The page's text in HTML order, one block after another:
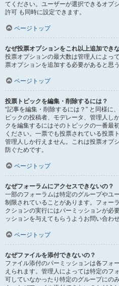
てください。ユーザーが選択できるオプ
許可 も同時に設定できます。
ページトップ
なぜ投票オプションをこれ以上追加でき
投票オプションの最大数は管理人によっ
票オプションを追加する必要があると思
ページトップ
投票トピックを編集・削除するには？
“記事を編集・削除するには？” と同様に
ピックの投稿者、モデレータ、管理人し
クを編集するにはそのトピックの一番最
ください。一票でも投票されている投票
管理人しか行えません。これは投票オプ
防ぐためです。
ページトップ
なぜフォーラムにアクセスできないの？
一部のフォーラムは特定のグループやユ
制限されていることがあります。フォー
クションの実行にはパーミッションが必
ッションを与えてもらうようお問い合わ
ページトップ
なぜファイルを添付できないの？
ファイル添付のパーミッションは各フォ
えられます。管理人によっては特定のフ
可していなかったり特定のグループにの